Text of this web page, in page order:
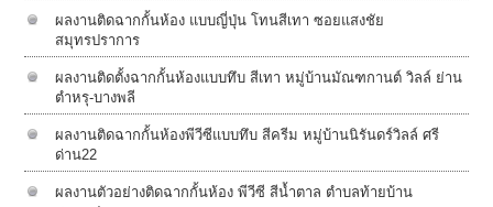
ผลงานติดฉากกั้นห้อง แบบญี่ปุ่น โทนสีเทา ซอยแสงชัย
สมุทรปราการ
ผลงานติดตั้งฉากกั้นห้องแบบทึบ สีเทา หมู่บ้านมัณฑกานต์ วิลล์ ย่าน
ตำหรุ-บางพลี
ผลงานติดฉากกั้นห้องพีวีซีแบบทึบ สีครีม หมู่บ้านนิรันดร์วิลล์​ ศรี
ด่าน22
ผลงานตัวอย่างติดฉากกั้นห้อง พีวีซี สีน้ำตาล ตำบลท้ายบ้าน